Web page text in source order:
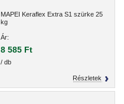
MAPEI Keraflex Extra S1 szürke 25
kg
Ár:
8 585 Ft
/ db
Részletek